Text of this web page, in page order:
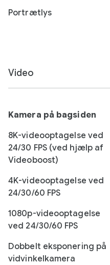
Portrætlys
Video
Kamera på bagsiden
8K-videooptagelse ved
24/30 FPS (ved hjælp af
Videoboost)
4K-videooptagelse ved
24/30/60 FPS
1080p-videooptagelse
ved 24/30/60 FPS
Dobbelt eksponering på
vidvinkelkamera